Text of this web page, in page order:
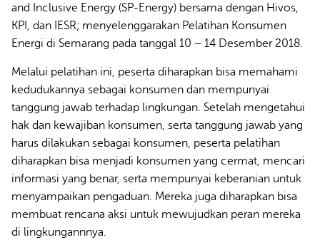
and Inclusive Energy (SP-Energy) bersama dengan Hivos,
KPI, dan IESR; menyelenggarakan Pelatihan Konsumen
Energi di Semarang pada tanggal 10 – 14 Desember 2018.
Melalui pelatihan ini, peserta diharapkan bisa memahami
kedudukannya sebagai konsumen dan mempunyai
tanggung jawab terhadap lingkungan. Setelah mengetahui
hak dan kewajiban konsumen, serta tanggung jawab yang
harus dilakukan sebagai konsumen, peserta pelatihan
diharapkan bisa menjadi konsumen yang cermat, mencari
informasi yang benar, serta mempunyai keberanian untuk
menyampaikan pengaduan. Mereka juga diharapkan bisa
membuat rencana aksi untuk mewujudkan peran mereka
di lingkungannnya.